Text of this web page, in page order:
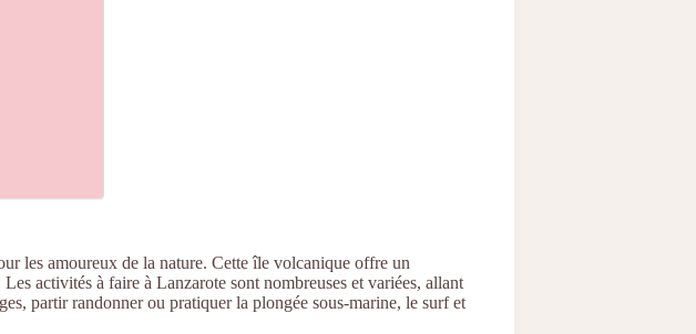
les amoureux de la nature. Cette île volcanique offre un
activités à faire à Lanzarote sont nombreuses et variées, allant
partir randonner ou pratiquer la plongée sous-marine, le surf et